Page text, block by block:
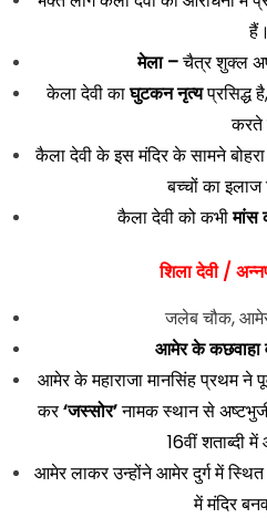
हैं।
मेला –चैत्र शुक्ल
केला देवी काघुटकन नृत्यप्रसिद्ध
करते
कैला देवी के इस मंदिर के सामने
बच्चों का इलाज
कैला देवी को कभीमांस
शिला देवी /
जलेब चौक,
आमेर के कछवाहा
आमेर के महाराजा मानसिंह प्रथम ने
कर‘जस्सोर’नामक स्थान से
16वीं शताब्दी
आमेर लाकर उन्होंने आमेर दुर्ग में
में मंदिर